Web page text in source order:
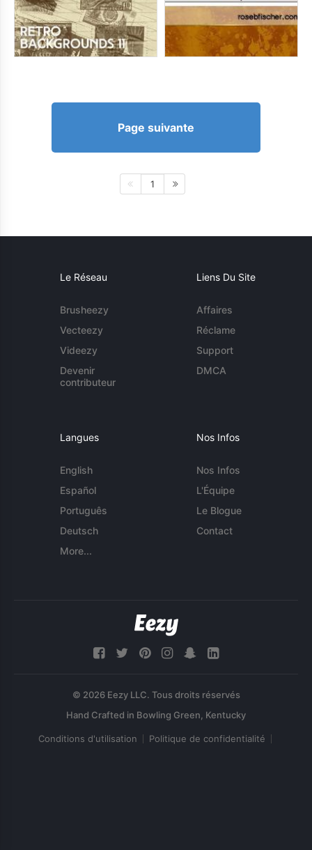
Page suivante
1
Le Réseau
Brusheezy
Vecteezy
Videezy
Devenir
contributeur
Liens Du Site
Affaires
Réclame
Support
DMCA
Langues
English
Español
Português
Deutsch
More...
Nos Infos
Nos Infos
L'Équipe
Le Blogue
Contact
© 2026 Eezy LLC. Tous droits réservés
Conditions d'utilisation Politique de confidentialité